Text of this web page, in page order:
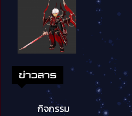
ข่าวสาร
กิจกรรม